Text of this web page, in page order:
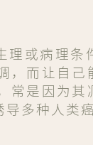
或病理条
，而让自
常是因为
多种人类癌